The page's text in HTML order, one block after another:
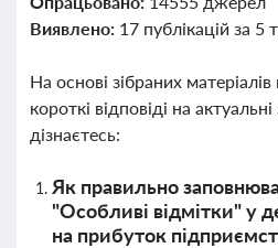
Виявлено: 17 публікацій за 5
На основі зібраних
короткі відповіді на
дізнаєтесь:
Як правильно
"Особливі відмітки" у
на прибуток